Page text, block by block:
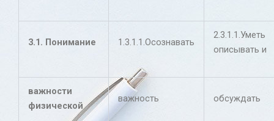
3.1. Понимание 1.3.1.1.Осознавать
2.3.1.1.Уметь
описывать и
важности
физической
важность обсуждать